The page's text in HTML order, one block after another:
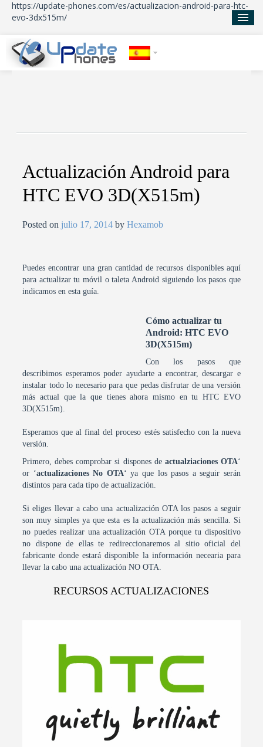
https://update-phones.com/es/actualizacion-android-para-htc-
evo-3dx515m/
Actualización Android para
HTC EVO 3D(X515m)
Posted on julio 17, 2014 byHexamob
Puedes encontrar una gran cantidad de recursos disponibles aquí
para actualizar tu móvil o taleta Android siguiendo los pasos que
indicamos en esta guía.
Cómo actualizar tu
Android: HTC EVO
3D(X515m)
Con los pasos que
describimos esperamos poder ayudarte a encontrar, descargar e
instalar todo lo necesario para que pedas disfrutar de una versión
más actual que la que tienes ahora mismo en tu HTC EVO
3D(X515m).
Esperamos que al final del proceso estés satisfecho con la nueva
versión.
Primero, debes comprobar si dispones de actualziaciones OTA‘
or ‘actualizaciones No OTA‘ ya que los pasos a seguir serán
distintos para cada tipo de actualización.
Si eliges llevar a cabo una actualización OTA los pasos a seguir
son muy simples ya que esta es la actualización más sencilla. Si
no puedes realizar una actualización OTA porque tu dispositivo
no dispone de ellas te redireccionaremos al sitio oficial del
fabricante donde estará disponible la información necearia para
llevar la cabo una actualización NO OTA.
RECURSOS ACTUALIZACIONES